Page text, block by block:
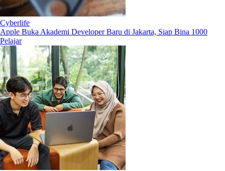
Cyberlife
Apple Buka Akademi Developer Baru di Jakarta, Siap Bina 1000
Pelajar